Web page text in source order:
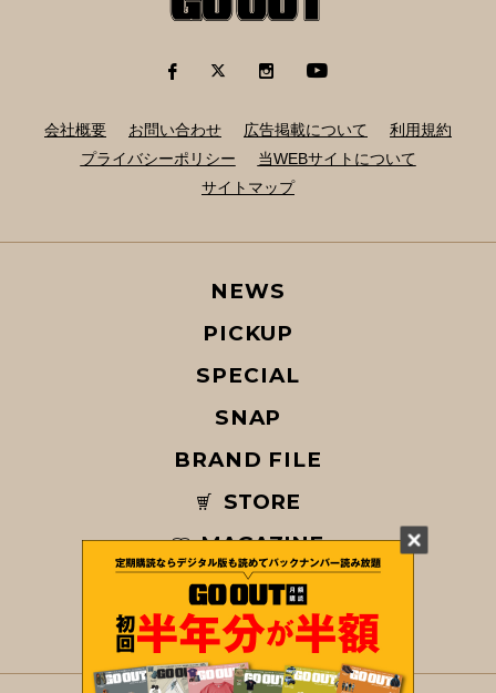
会社概要 お問い合わせ 広告掲載について
利用規約
プライバシーポリシー
当WEBサイトについて
サイトマップ
NEWS
PICKUP
SPECIAL
SNAP
BRAND FILE
STORE
MAGAZINE